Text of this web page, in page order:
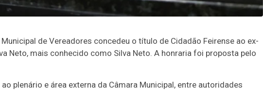
de Vereadores concedeu o título de Cidadão Feirense ao ex-
Neto, mais conhecido como Silva Neto. A honraria foi proposta pelo
plenário e área externa da Câmara Municipal, entre autoridades